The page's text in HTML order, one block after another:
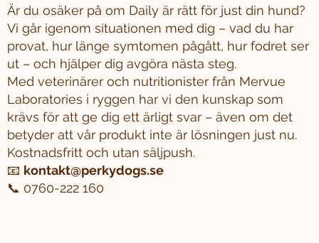
Är du osäker på om Daily är rätt för just din hund?
Vi går igenom situationen med dig – vad du har
provat, hur länge symtomen pågått, hur fodret ser
ut – och hjälper dig avgöra nästa steg.
Med veterinärer och nutritionister från Mervue
Laboratories i ryggen har vi den kunskap som
krävs för att ge dig ett ärligt svar – även om det
betyder att vår produkt inte är lösningen just nu.
Kostnadsfritt och utan säljpush.
📧 kontakt@perkydogs.se
📞 0760-222 160